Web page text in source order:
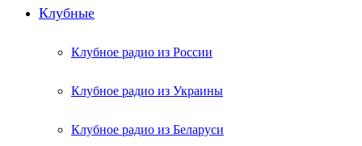
Клубные
Клубное радио из России
Клубное радио из Украины
Клубное радио из Беларуси